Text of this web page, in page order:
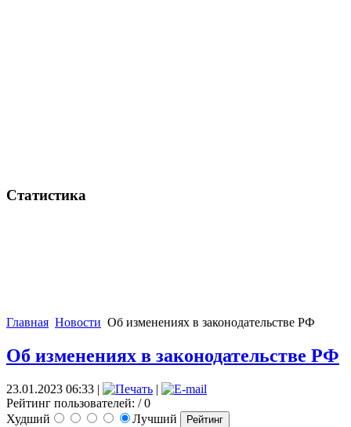
Статистика
Главная Новости Об изменениях в законодательстве РФ
Об изменениях в законодательстве РФ
23.01.2023 06:33 |
|
Рейтинг пользователей: / 0
Худший
Лучший